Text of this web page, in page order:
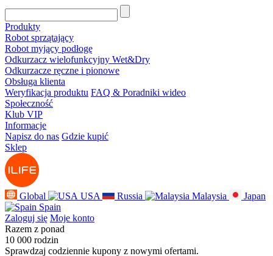
Produkty
Robot sprzątający
Robot myjący podłogę
Odkurzacz wielofunkcyjny Wet&Dry
Odkurzacze ręczne i pionowe
Obsługa klienta
Weryfikacja produktu FAQ & Poradniki wideo
Społeczność
Klub VIP
Informacje
Napisz do nas Gdzie kupić
Sklep
Global USA Russia Malaysia
Japan
Spain
Zaloguj się Moje konto
Razem z ponad
10 000 rodzin
Sprawdzaj codziennie kupony z nowymi ofertami.